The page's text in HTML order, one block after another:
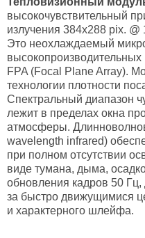
высокочувствительный
излучения 384х288 pix.
Это неохлаждаемый
FPA (Focal Plane Array).
технологии плотности
Спектральный диапазон
лежит в пределах окна
атмосферы.
wavelength infrared)
при полном отсутствии
виде тумана, дыма,
обновления кадров 50
за быстро движущимися
и характерного шлейфа.